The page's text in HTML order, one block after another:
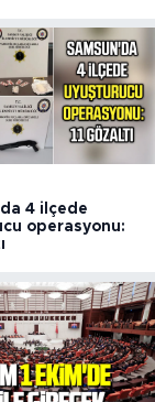
4 ilçede
operasyonu: